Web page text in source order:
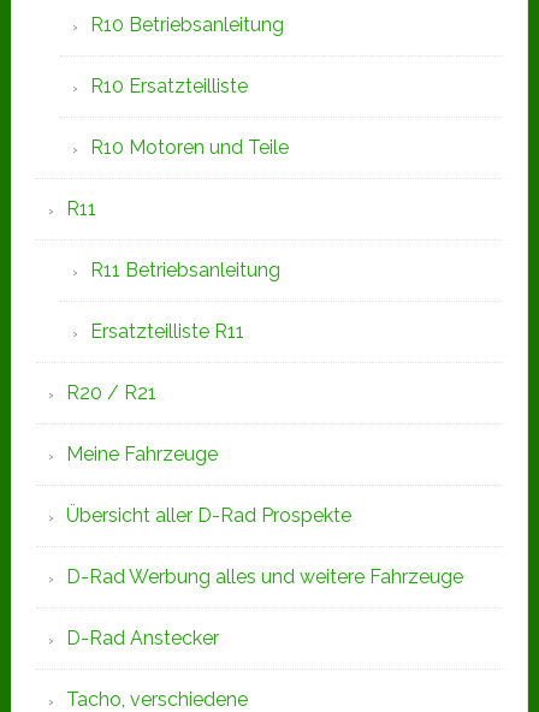
R10 Betriebsanleitung
R10 Ersatzteilliste
R10 Motoren und Teile
R11
R11 Betriebsanleitung
Ersatzteilliste R11
R20 / R21
Meine Fahrzeuge
Übersicht aller D-Rad Prospekte
D-Rad Werbung alles und weitere Fahrzeuge
D-Rad Anstecker
Tacho, verschiedene